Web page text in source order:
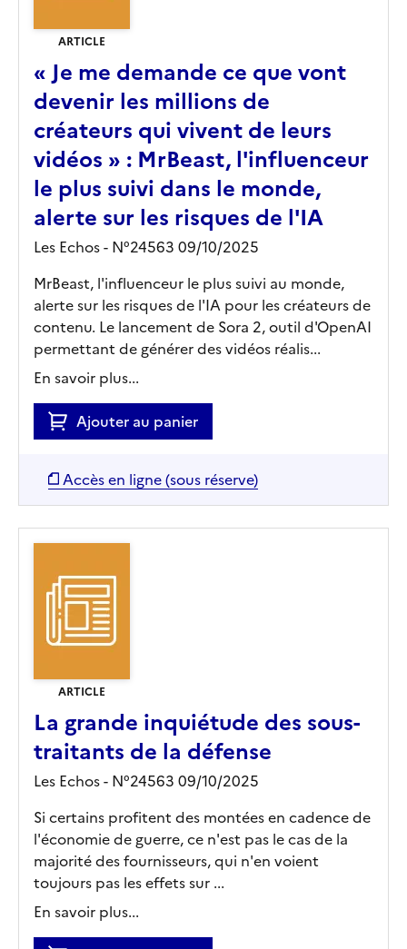
ARTICLE
« Je me demande ce que vont
devenir les millions de
créateurs qui vivent de leurs
vidéos » : MrBeast, l'influenceur
le plus suivi dans le monde,
alerte sur les risques de l'IA
Les Echos - N°24563 09/10/2025
MrBeast, l'influenceur le plus suivi au monde,
alerte sur les risques de l'IA pour les créateurs de
contenu. Le lancement de Sora 2, outil d'OpenAI
permettant de générer des vidéos réalis...
En savoir plus...
Ajouter au panier
Accès en ligne (sous réserve)
ARTICLE
La grande inquiétude des sous-
traitants de la défense
Les Echos - N°24563 09/10/2025
Si certains profitent des montées en cadence de
l'économie de guerre, ce n'est pas le cas de la
majorité des fournisseurs, qui n'en voient
toujours pas les effets sur ...
En savoir plus...